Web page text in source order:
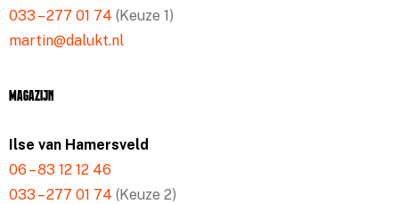
033 – 277 01 74 (Keuze 1)
martin@dalukt.nl
Magazijn
Ilse van Hamersveld
06 – 83 12 12 46
033 – 277 01 74 (Keuze 2)